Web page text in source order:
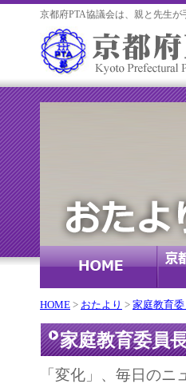
京都府PTA協議会は、親と先生
HOME > おたより > 家庭教育委
家庭教育委員
「変化」、毎日の